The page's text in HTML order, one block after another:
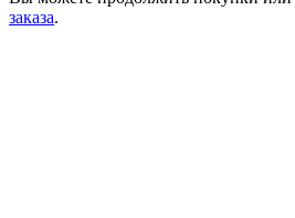
заказа.